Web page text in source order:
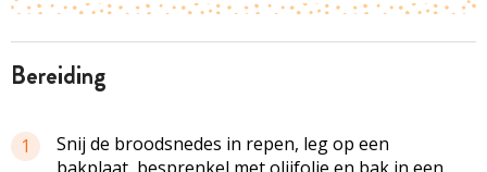
bereiding
1
Snij de broodsnedes in repen, leg op een